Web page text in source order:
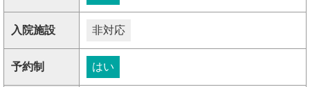
入院施設 非対応
予約制 はい